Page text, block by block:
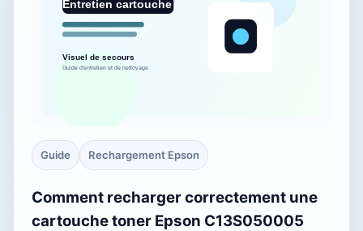
Guide Rechargement Epson
Comment recharger correctement une
cartouche toner Epson C13S050005